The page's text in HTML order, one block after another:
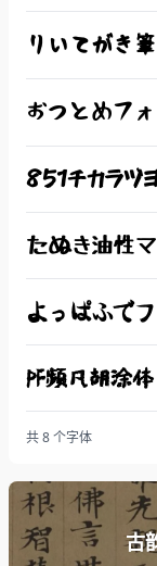
りいてがき筆
おつとめフ
851チカラヅ
たぬき油性
よっぱふで
PF频凡胡涂体
共 8 个字体
古